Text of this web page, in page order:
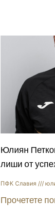
Юлиян
лиши от
ПФК Славия
Прочетете